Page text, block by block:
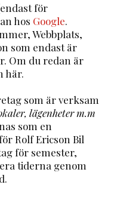
för
hos Google.
Webbplats,
som endast är
Om du redan är
här.
som är verksam
lägenheter m.m
som en
Rolf Ericson Bil
för semester,
tiderna genom